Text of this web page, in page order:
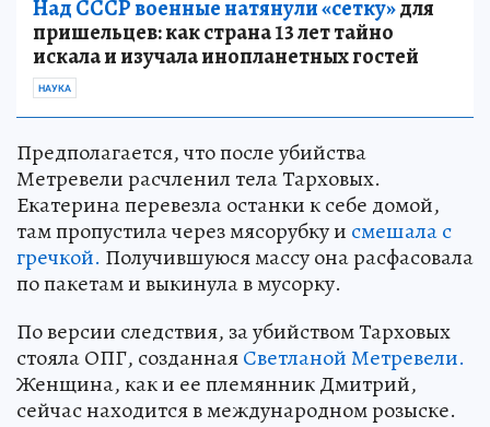
Над СССР военные натянули «сетку»для
пришельцев: как страна 13 лет тайно
искала и изучала инопланетных гостей
НАУКА
Предполагается, что после убийства
Метревели расчленил тела Тарховых.
Екатерина перевезла останки к себе домой,
там пропустила через мясорубку и смешала с
гречкой. Получившуюся массу она расфасовала
по пакетам и выкинула в мусорку.
По версии следствия, за убийством Тарховых
стояла ОПГ, созданнаяСветланой Метревели.
Женщина, как и ее племянник Дмитрий,
сейчас находится в международном розыске.